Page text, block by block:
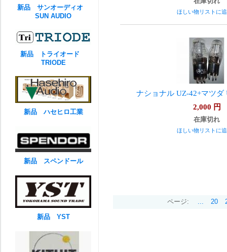
ほしい物リストに
ナショナル UZ-42+マツダ
2,000 円
在庫切れ
ほしい物リストに
ページ: ... 20
新品 サンオーディオ
SUN AUDIO
新品 トライオード
TRIODE
新品 ハセヒロ工業
新品 スペンドール
新品 YST